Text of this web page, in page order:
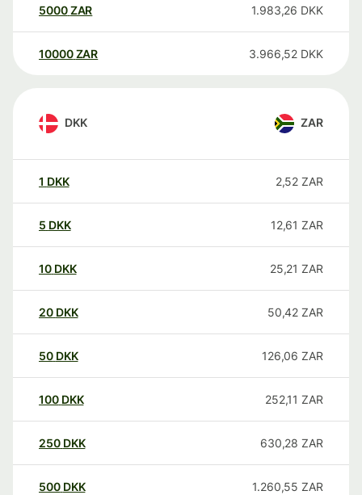
5000ZAR 1.983,26 DKK
10000 ZAR 3.966,52 DKK
DKK ZAR
1 DKK 2,52 ZAR
5 DKK 12,61 ZAR
10 DKK 25,21 ZAR
20 DKK 50,42 ZAR
50 DKK 126,06 ZAR
100 DKK 252,11 ZAR
250 DKK 630,28 ZAR
500 DKK 1.260,55 ZAR